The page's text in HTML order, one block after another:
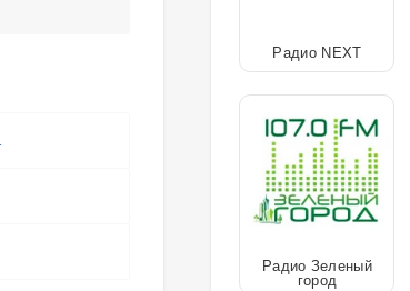
Радио NEXT
Радио Зеленый
город